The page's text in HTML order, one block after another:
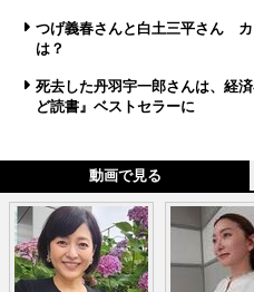
つげ義春さんと白土三平さん
は？
死去した丹羽宇一郎さんは、経
ど読書』ベストセラーに
動画で見る